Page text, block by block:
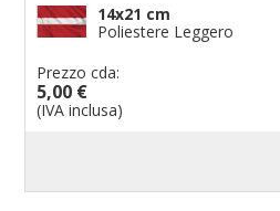
14x21 cm
Poliestere Leggero
Prezzo cda:
5,00 €
(IVA inclusa)